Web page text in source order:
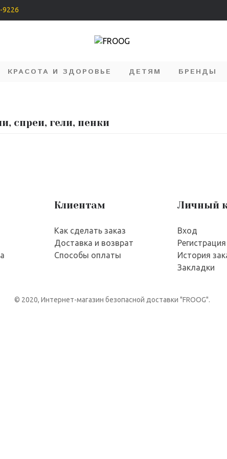
9226
КРАСОТА И ЗДОРОВЬЕ ДЕТЯМ БРЕНДЫ
спреи, гели, пенки
Клиентам
Как сделать заказ
Доставка и возврат
Способы оплаты
Личный
Вход
Регистрация
История
Закладки
© 2020, Интернет-магазин безопасной доставки "FROOG".